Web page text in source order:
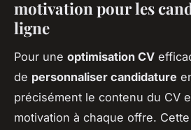
motivation pour les
ligne
Pour une optimisation CV
de personnaliser candidature
précisément le contenu du CV
motivation à chaque offre.